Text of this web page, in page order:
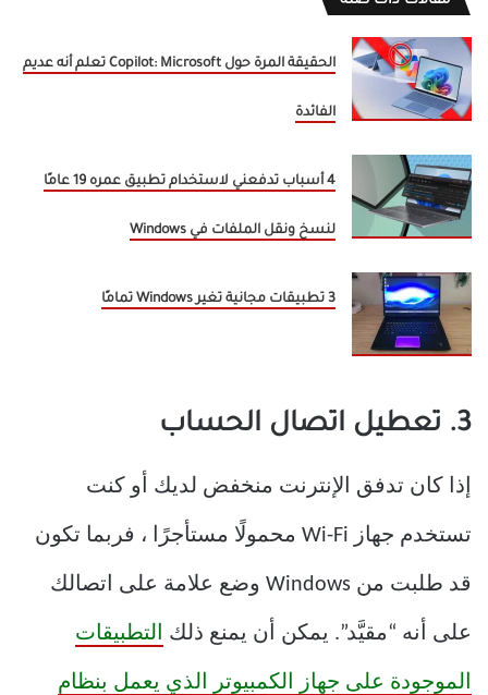
الحقيقة المرة حول Copilot: Microsoft تعلم أنه عديم
الفائدة
4 أسباب تدفعني لاستخدام تطبيق عمره 19 عامًا
لنسخ ونقل الملفات في Windows
3 تطبيقات مجانية تغير Windows تمامًا
3. تعطيل اتصال الحساب
إذا كان تدفق الإنترنت منخفض لديك أو كنت
تستخدم جهاز Wi-Fi محمولًا مستأجرًا ، فربما تكون
قد طلبت من Windows وضع علامة على اتصالك
على أنه “مقيَّد”. يمكن أن يمنع ذلك التطبيقات
الموجودة على جهاز الكمبيوتر الذي يعمل بنظام